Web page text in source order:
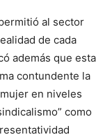
al sector
de cada
además que esta
contundente la
en niveles
como